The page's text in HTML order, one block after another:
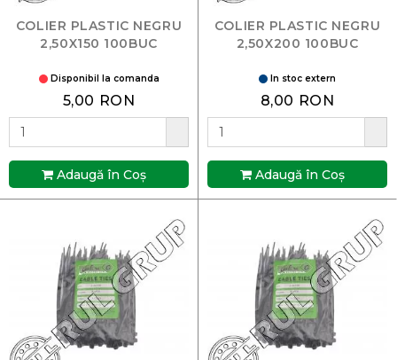
COLIER PLASTIC NEGRU
2,50X150 100BUC
Disponibil la comanda
5,00 RON
Adaugă în Coş
COLIER PLASTIC NEGRU
2,50X200 100BUC
In stoc extern
8,00 RON
Adaugă în Coş